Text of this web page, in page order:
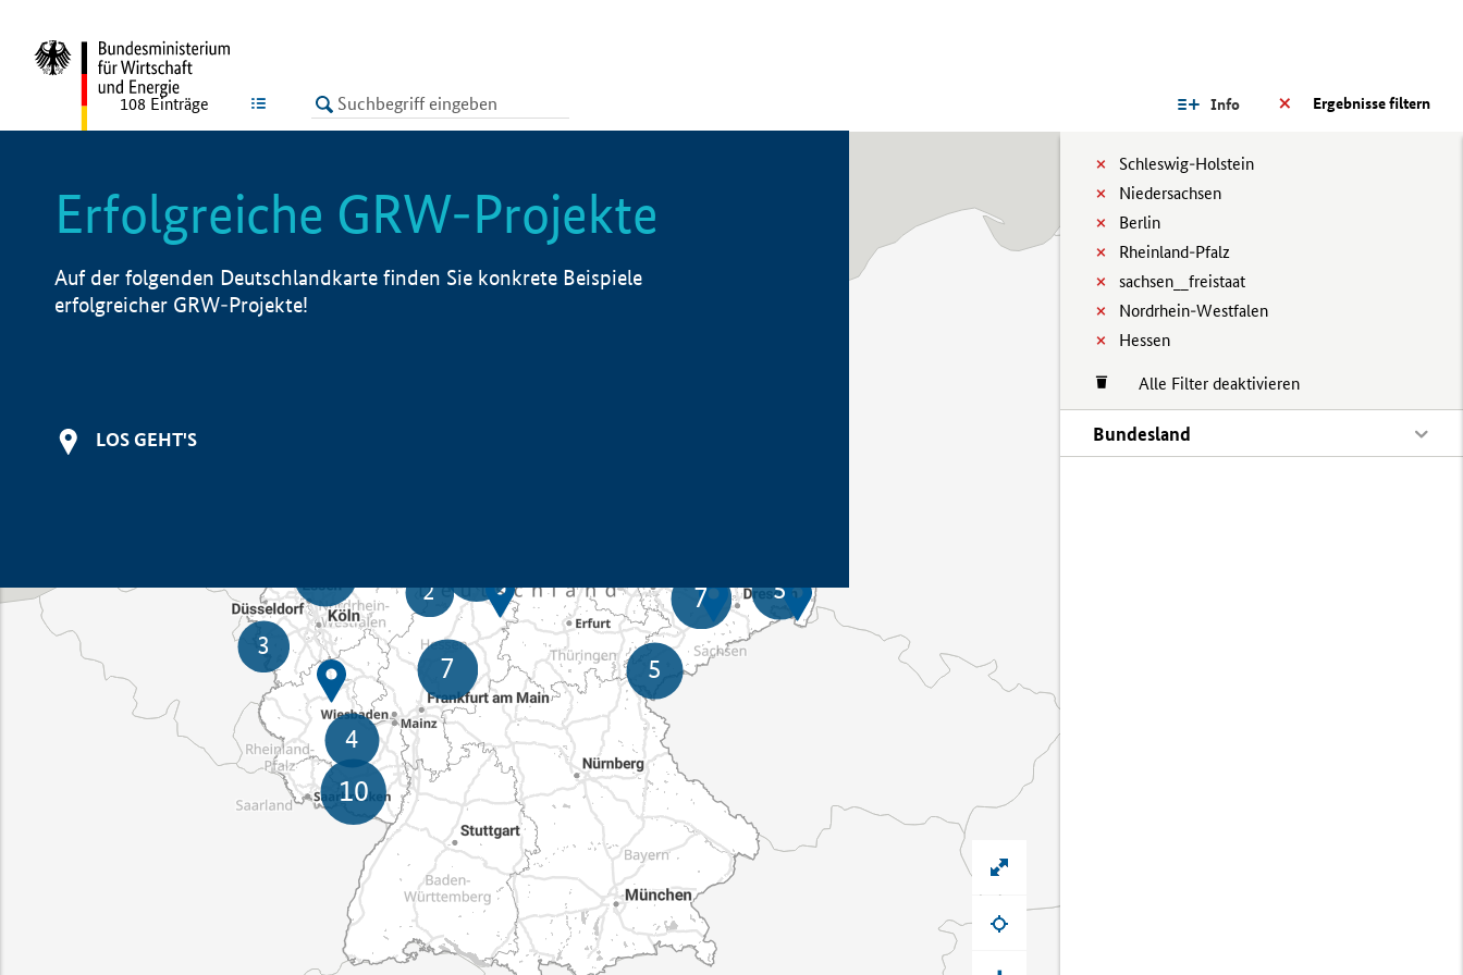
LISTE Ergebnisse filtern
Info
Schleswig-Holstein
Niedersachsen
Berlin
Rheinland-Pfalz
sachsen__freistaat
Nordrhein-Westfalen
Hessen
Alle Filter deaktivieren
Bundesland
108 Einträge
Erfolgreiche GRW-Projekte
Auf der folgenden Deutschlandkarte finden Sie konkrete Beispiele
erfolgreicher GRW-Projekte!
LOS GEHT'S